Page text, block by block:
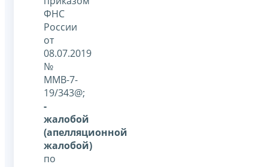
ФНС
России
от
08.07.2019
№
ММВ-7-
19/343@;
-
жалобой
(апелляционной
жалобой)
по